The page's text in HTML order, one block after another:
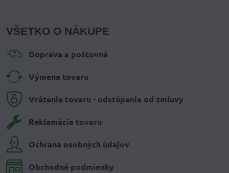
VŠETKO O NÁKUPE
Doprava a poštovné
Výmena tovaru
Vrátenie tovaru - odstúpenie od zmluvy
Reklamácia tovaru
Ochrana osobných údajov
Obchodné podmienky